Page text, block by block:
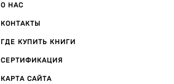
О НАС
КОНТАКТЫ
ГДЕ КУПИТЬ КНИГИ
СЕРТИФИКАЦИЯ
КАРТА САЙТА